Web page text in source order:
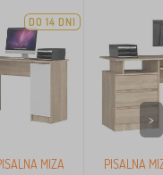
DO 14 DNI
MIZA
PISALNA
>